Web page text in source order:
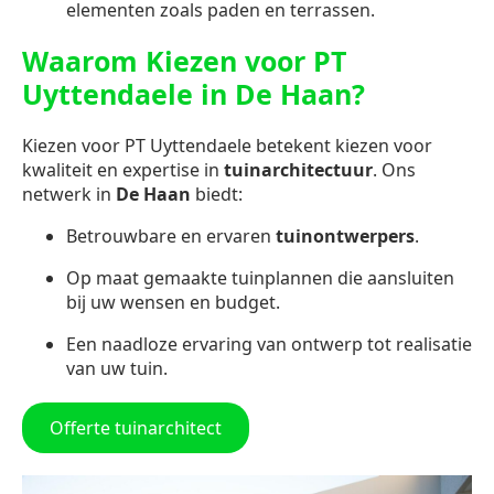
elementen zoals paden en terrassen.
Waarom Kiezen voor PT
Uyttendaele in De Haan?
Kiezen voor PT Uyttendaele betekent kiezen voor
kwaliteit en expertise in tuinarchitectuur. Ons
netwerk in De Haan biedt:
Betrouwbare en ervaren tuinontwerpers.
Op maat gemaakte tuinplannen die aansluiten
bij uw wensen en budget.
Een naadloze ervaring van ontwerp tot realisatie
van uw tuin.
Offerte tuinarchitect